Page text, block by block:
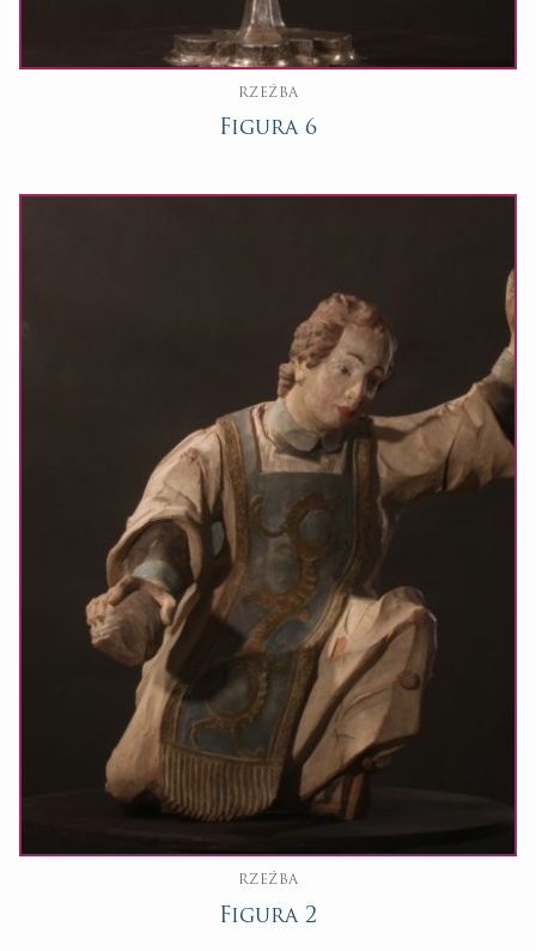
RZEŹBA
Figura 6
RZEŹBA
Figura 2